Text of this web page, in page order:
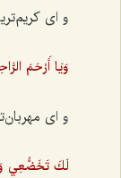
و ای
وَيَا أَرْحَمَ
و ای
لَكَ تَخَضُّعِي